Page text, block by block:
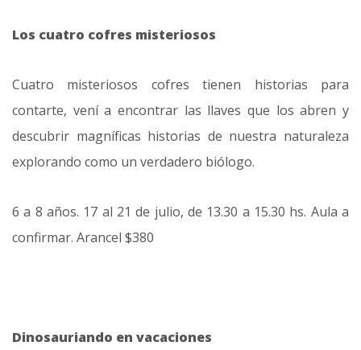
Los cuatro cofres misteriosos
Cuatro misteriosos cofres tienen historias para
contarte, vení a encontrar las llaves que los abren y
descubrir magníficas historias de nuestra naturaleza
explorando como un verdadero biólogo.
6 a 8 años. 17 al 21 de julio, de 13.30 a 15.30 hs. Aula a
confirmar. Arancel $380
Dinosauriando en vacaciones